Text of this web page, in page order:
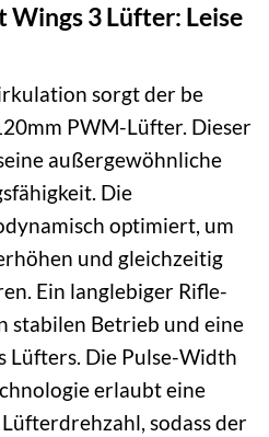
Wings 3 Lüfter: Leise
sorgt der be
PWM-Lüfter. Dieser
außergewöhnliche
Die
optimiert, um
und gleichzeitig
Ein langlebiger Rifle-
stabilen Betrieb und eine
Lüfters. Die Pulse-Width
erlaubt eine
sodass der